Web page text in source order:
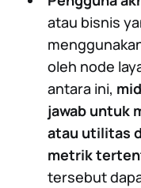
atau bisnis
oleh node
antara ini,
jawab untuk
atau utilitas
metrik
tersebut